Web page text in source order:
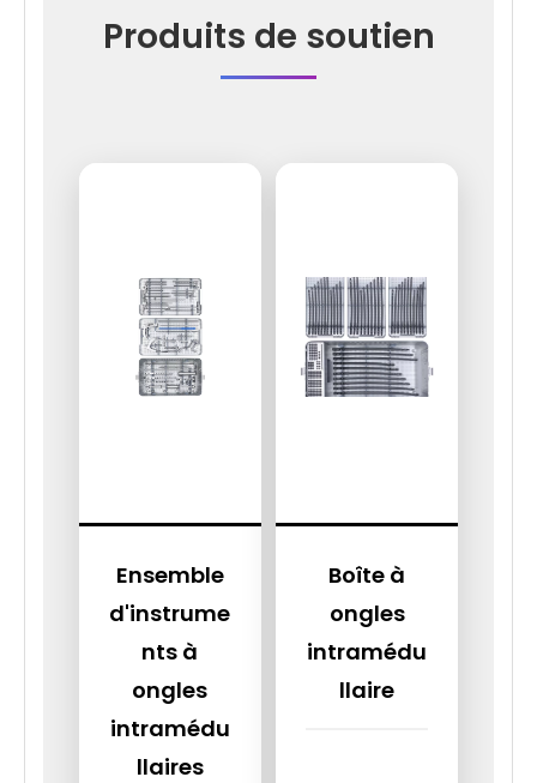
Produits de soutien
Ensemble
d'instrume
nts à
ongles
intramédu
llaires
Boîte à
ongles
intramédu
llaire